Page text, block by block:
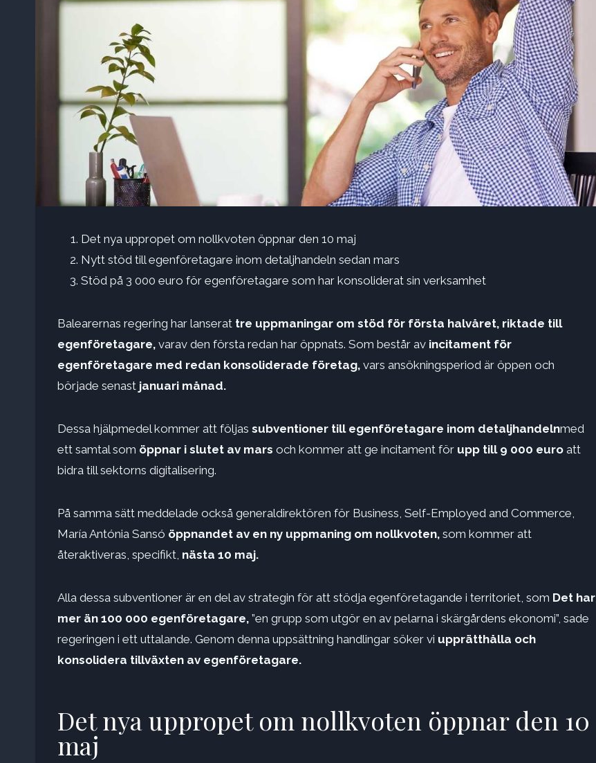
Det nya uppropet om nollkvoten öppnar den 10 maj
Nytt stöd till egenföretagare inom detaljhandeln sedan mars
Stöd på 3 000 euro för egenföretagare som har konsoliderat sin verksamhet
Balearernas regering har lanserat tre uppmaningar om stöd för första halvåret, riktade till
egenföretagare, varav den första redan har öppnats. Som består av incitament för
egenföretagare med redan konsoliderade företag, vars ansökningsperiod är öppen och
började senast januari månad.
Dessa hjälpmedel kommer att följas subventioner till egenföretagare inom detaljhandelnmed
ett samtal som öppnar i slutet av mars och kommer att ge incitament för upp till 9 000 euro att
bidra till sektorns digitalisering.
På samma sätt meddelade också generaldirektören för Business, Self-Employed and Commerce,
María Antónia Sansó öppnandet av en ny uppmaning om nollkvoten, som kommer att
återaktiveras, specifikt, nästa 10 maj.
Alla dessa subventioner är en del av strategin för att stödja egenföretagande i territoriet, som Det har
mer än 100 000 egenföretagare, ”en grupp som utgör en av pelarna i skärgårdens ekonomi”, sade
regeringen i ett uttalande. Genom denna uppsättning handlingar söker vi upprätthålla och
konsolidera tillväxten av egenföretagare.
Det nya uppropet om nollkvoten öppnar den 10
maj